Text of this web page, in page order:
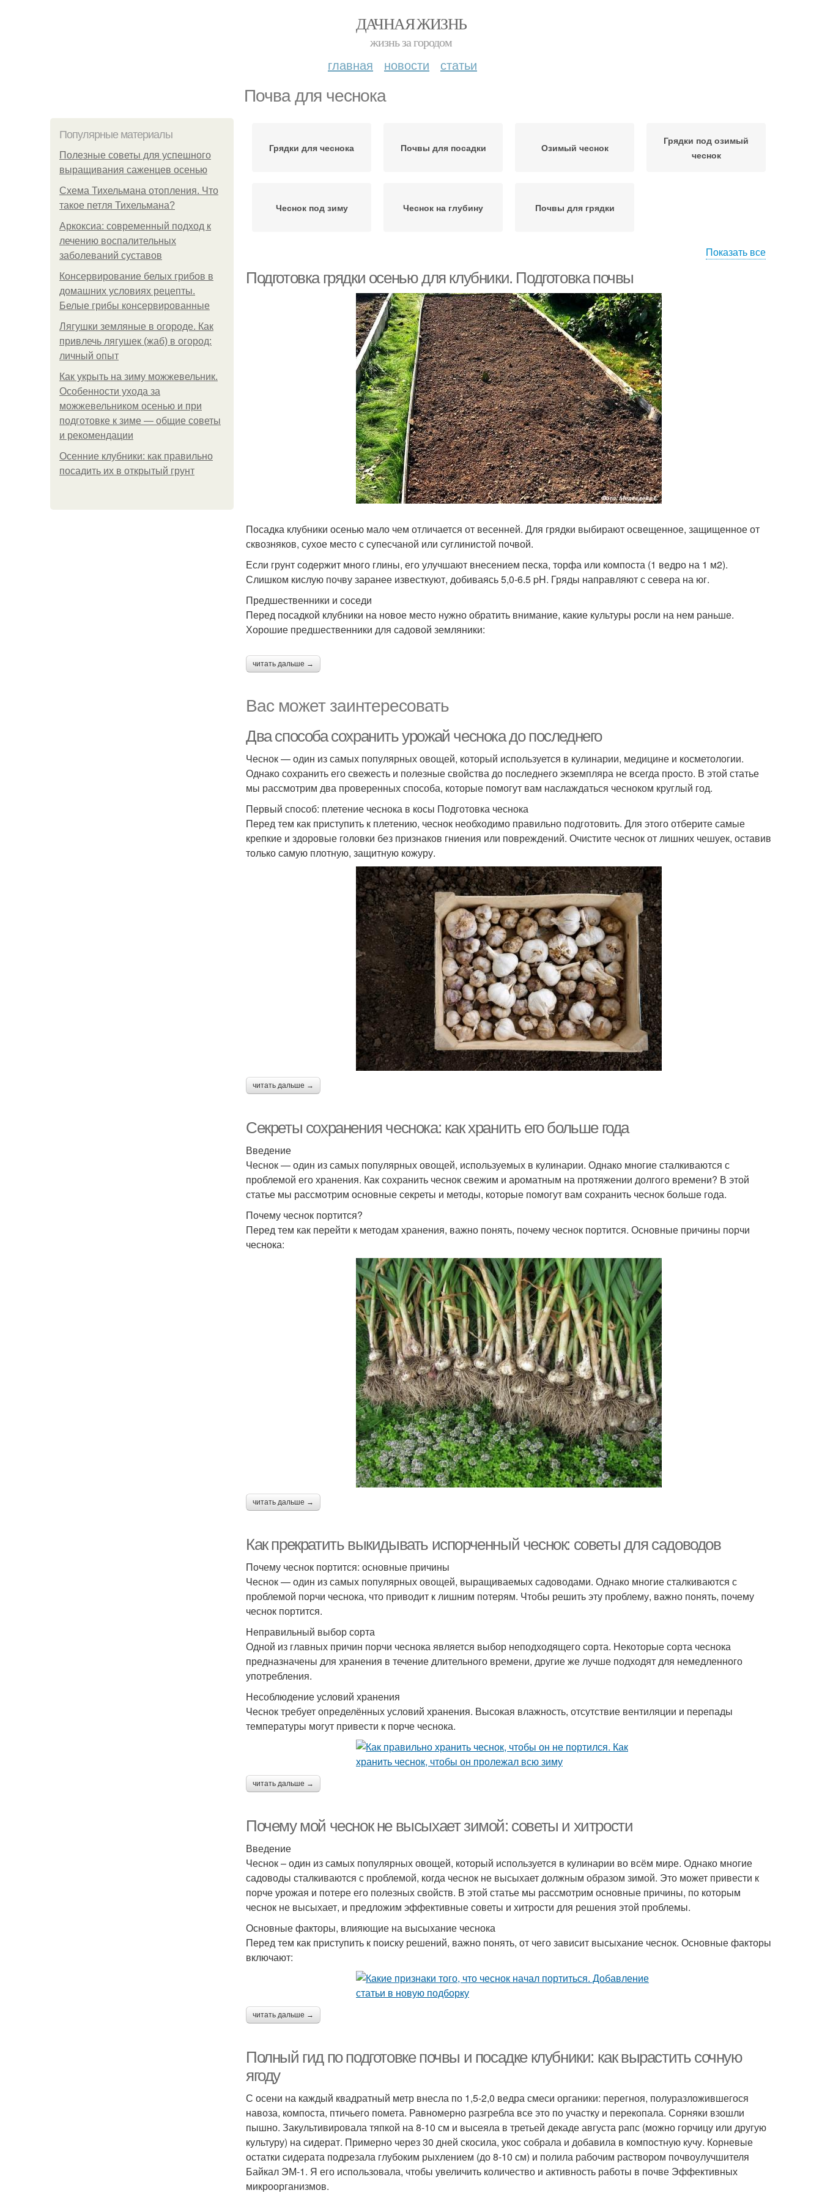
ДАЧНАЯ ЖИЗНЬ
жизнь за городом
главная новости статьи
Почва для чеснока
Популярные материалы
Полезные советы для успешного
выращивания саженцев осенью
Схема Тихельмана отопления. Что
такое петля Тихельмана?
Аркоксиа: современный подход к
лечению воспалительных
заболеваний суставов
Консервирование белых грибов в
домашних условиях рецепты.
Белые грибы консервированные
Лягушки земляные в огороде. Как
привлечь лягушек (жаб) в огород:
личный опыт
Как укрыть на зиму можжевельник.
Особенности ухода за
можжевельником осенью и при
подготовке к зиме — общие советы
и рекомендации
Осенние клубники: как правильно
посадить их в открытый грунт
Грядки для чеснока Почвы для посадки Озимый чеснок
Грядки под озимый
чеснок
Чеснок под зиму Чеснок на глубину Почвы для грядки
Показать все
Подготовка грядки осенью для клубники. Подготовка почвы
Посадка клубники осенью мало чем отличается от весенней. Для грядки выбирают освещенное, защищенное от
сквозняков, сухое место с супесчаной или суглинистой почвой.
Если грунт содержит много глины, его улучшают внесением песка, торфа или компоста (1 ведро на 1 м2).
Слишком кислую почву заранее известкуют, добиваясь 5,0-6.5 pH. Гряды направляют с севера на юг.
Предшественники и соседи
Перед посадкой клубники на новое место нужно обратить внимание, какие культуры росли на нем раньше.
Хорошие предшественники для садовой земляники:
читать дальше →
Вас может заинтересовать
Два способа сохранить урожай чеснока до последнего
Чеснок — один из самых популярных овощей, который используется в кулинарии, медицине и косметологии.
Однако сохранить его свежесть и полезные свойства до последнего экземпляра не всегда просто. В этой статье
мы рассмотрим два проверенных способа, которые помогут вам наслаждаться чесноком круглый год.
Первый способ: плетение чеснока в косы Подготовка чеснока
Перед тем как приступить к плетению, чеснок необходимо правильно подготовить. Для этого отберите самые
крепкие и здоровые головки без признаков гниения или повреждений. Очистите чеснок от лишних чешуек, оставив
только самую плотную, защитную кожуру.
читать дальше →
Секреты сохранения чеснока: как хранить его больше года
Введение
Чеснок — один из самых популярных овощей, используемых в кулинарии. Однако многие сталкиваются с
проблемой его хранения. Как сохранить чеснок свежим и ароматным на протяжении долгого времени? В этой
статье мы рассмотрим основные секреты и методы, которые помогут вам сохранить чеснок больше года.
Почему чеснок портится?
Перед тем как перейти к методам хранения, важно понять, почему чеснок портится. Основные причины порчи
чеснока:
читать дальше →
Как прекратить выкидывать испорченный чеснок: советы для садоводов
Почему чеснок портится: основные причины
Чеснок — один из самых популярных овощей, выращиваемых садоводами. Однако многие сталкиваются с
проблемой порчи чеснока, что приводит к лишним потерям. Чтобы решить эту проблему, важно понять, почему
чеснок портится.
Неправильный выбор сорта
Одной из главных причин порчи чеснока является выбор неподходящего сорта. Некоторые сорта чеснока
предназначены для хранения в течение длительного времени, другие же лучше подходят для немедленного
употребления.
Несоблюдение условий хранения
Чеснок требует определённых условий хранения. Высокая влажность, отсутствие вентиляции и перепады
температуры могут привести к порче чеснока.
читать дальше →
Почему мой чеснок не высыхает зимой: советы и хитрости
Введение
Чеснок – один из самых популярных овощей, который используется в кулинарии во всём мире. Однако многие
садоводы сталкиваются с проблемой, когда чеснок не высыхает должным образом зимой. Это может привести к
порче урожая и потере его полезных свойств. В этой статье мы рассмотрим основные причины, по которым
чеснок не высыхает, и предложим эффективные советы и хитрости для решения этой проблемы.
Основные факторы, влияющие на высыхание чеснока
Перед тем как приступить к поиску решений, важно понять, от чего зависит высыхание чеснок. Основные факторы
включают:
читать дальше →
Полный гид по подготовке почвы и посадке клубники: как вырастить сочную
ягоду
С осени на каждый квадратный метр внесла по 1,5-2,0 ведра смеси органики: перегноя, полуразложившегося
навоза, компоста, птичьего помета. Равномерно разгребла все это по участку и перекопала. Сорняки взошли
пышно. Закультивировала тяпкой на 8-10 см и высеяла в третьей декаде августа рапс (можно горчицу или другую
культуру) на сидерат. Примерно через 30 дней скосила, укос собрала и добавила в компостную кучу. Корневые
остатки сидерата подрезала глубоким рыхлением (до 8-10 см) и полила рабочим раствором почвоулучшителя
Байкал ЭМ-1. Я его использовала, чтобы увеличить количество и активность работы в почве Эффективных
микроорганизмов.